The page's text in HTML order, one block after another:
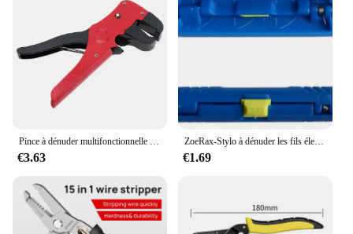
€3.63
ZoeRax-Stylo à dénuder les fils électriques, outils de câble réseau, coupe-câble, coaxial lointain, pince à dénuder, machine de découpe
€1.69